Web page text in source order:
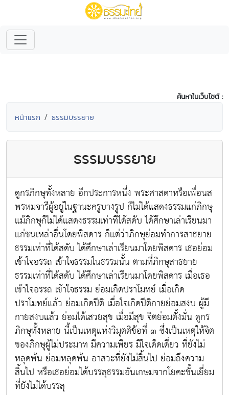
ค้นหาในเว็บไซต์ :
หน้าแรก ธรรมบรรยาย
ธรรมบรรยาย
ดูกรภิกษุทั้งหลาย อีกประการหนึ่ง พระศาสดาหรือเพื่อนส
พรหมจารีผู้อยู่ในฐานะครูบางรูป ก็ไม่ได้แสดงธรรมแก่ภิกษุ
แม้ภิกษุก็ไม่ได้แสดงธรรมเท่าที่ได้สดับ ได้ศึกษาเล่าเรียนมา
แก่ชนเหล่าอื่นโดยพิสดาร ก็แต่ว่าภิกษุย่อมทำการสาธยาย
ธรรมเท่าที่ได้สดับ ได้ศึกษาเล่าเรียนมาโดยพิสดาร เธอย่อม
เข้าใจอรรถ เข้าใจธรรมในธรรมนั้น ตามที่ภิกษุสาธยาย
ธรรมเท่าที่ได้สดับ ได้ศึกษาเล่าเรียนมาโดยพิสดาร เมื่อเธอ
เข้าใจอรรถ เข้าใจธรรม ย่อมเกิดปราโมทย์ เมื่อเกิด
ปราโมทย์แล้ว ย่อมเกิดปีติ เมื่อใจเกิดปีติกายย่อมสงบ ผู้มี
กายสงบแล้ว ย่อมได้เสวยสุข เมื่อมีสุข จิตย่อมตั้งมั่น ดูกร
ภิกษุทั้งหลาย นี้เป็นเหตุแห่งวิมุตติข้อที่ ๓ ซึ่งเป็นเหตุให้จิต
ของภิกษุผู้ไม่ประมาท มีความเพียร มีใจเด็ดเดี่ยว ที่ยังไม่
หลุดพ้น ย่อมหลุดพ้น อาสวะที่ยังไม่สิ้นไป ย่อมถึงความ
สิ้นไป หรือเธอย่อมได้บรรลุธรรมอันเกษมจากโยคะชั้นเยี่ยม
ที่ยังไม่ได้บรรลุ